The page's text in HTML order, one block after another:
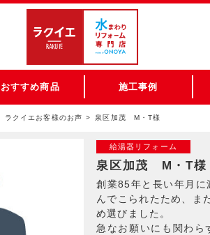
おすすめ商品 施工事例
ラクイエお客様のお声 泉区加茂 M・T様
給湯器リフォーム
泉区加茂 M・T様
創業85年と長い年月
んでこられたため、ま
め選びました。
急なお願いにも関わら